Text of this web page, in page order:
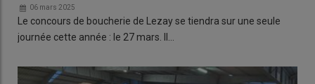
06 mars 2025
Le concours de boucherie de Lezay se tiendra sur une seule
journée cette année : le 27 mars. Il…